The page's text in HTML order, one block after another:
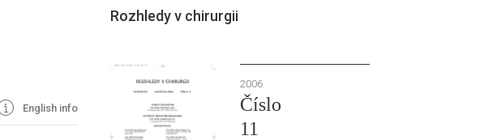
English info
Rozhledy v chirurgii
2006
Číslo
11